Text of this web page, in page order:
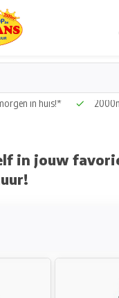
in huis!*
in jouw